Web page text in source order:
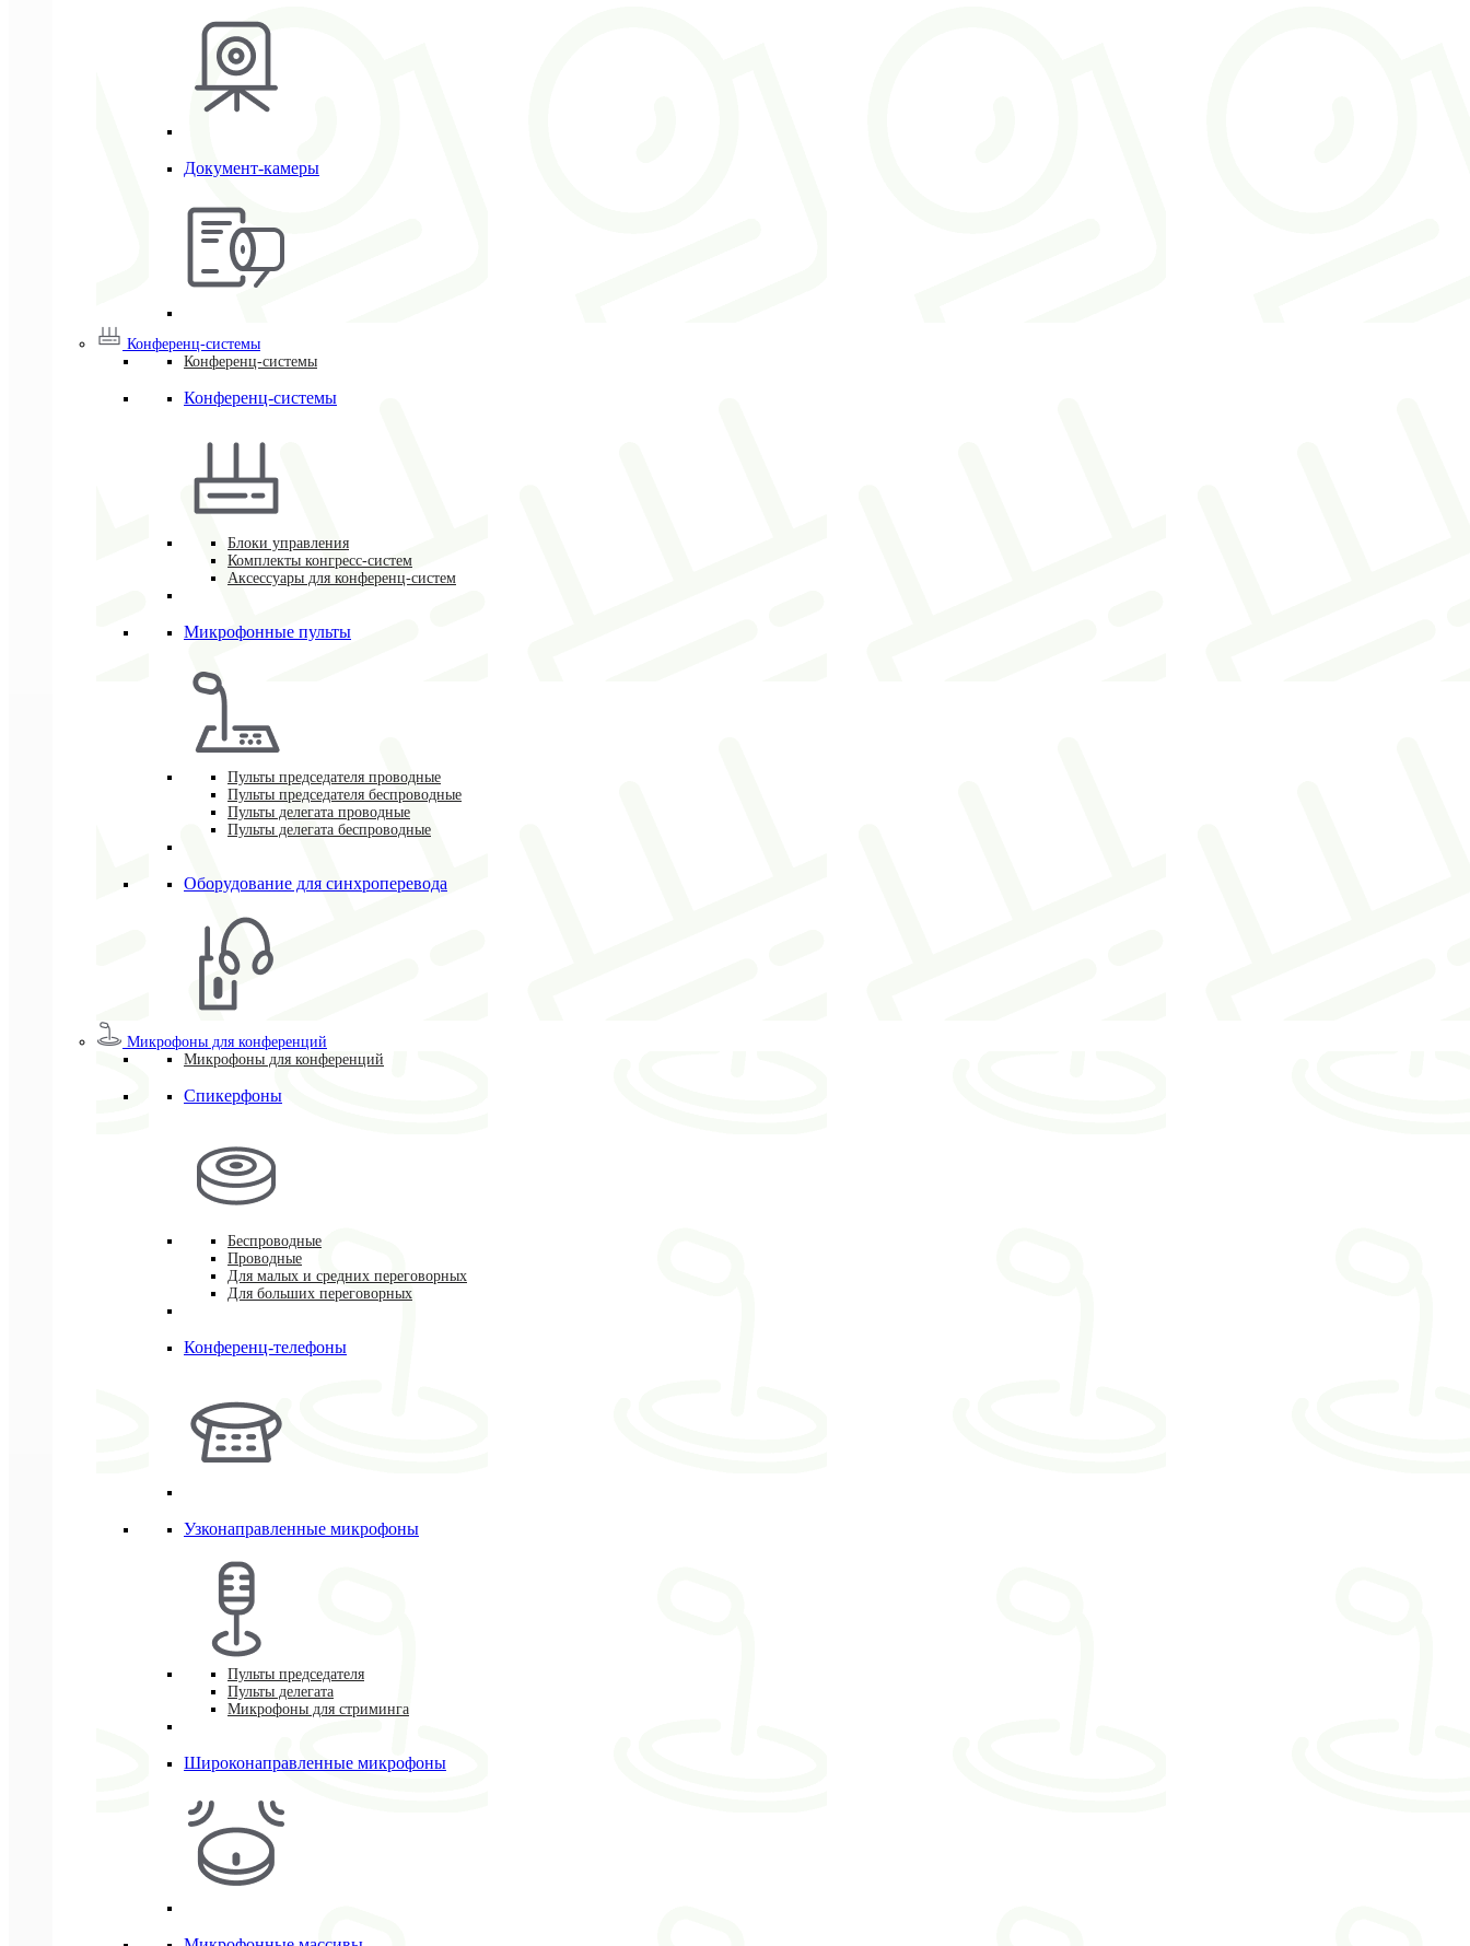
Документ-камеры
Конференц-системы
Конференц-системы
Конференц-системы
Блоки управления
Комплекты конгресс-систем
Аксессуары для конференц-систем
Микрофонные пульты
Пульты председателя проводные
Пульты председателя беспроводные
Пульты делегата проводные
Пульты делегата беспроводные
Оборудование для синхроперевода
Микрофоны для конференций
Микрофоны для конференций
Спикерфоны
Беспроводные
Проводные
Для малых и средних переговорных
Для больших переговорных
Конференц-телефоны
Узконаправленные микрофоны
Пульты председателя
Пульты делегата
Микрофоны для стриминга
Широконаправленные микрофоны